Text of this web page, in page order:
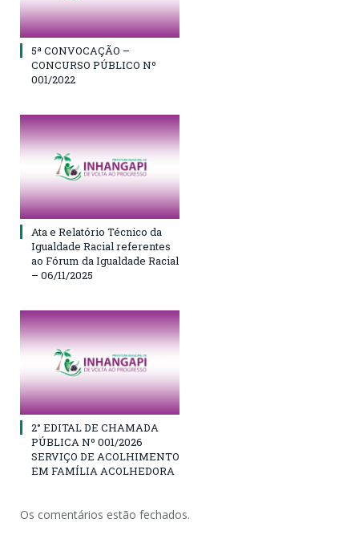
5ª CONVOCAÇÃO –
CONCURSO PÚBLICO Nº
001/2022
Ata e Relatório Técnico da
Igualdade Racial referentes
ao Fórum da Igualdade Racial
– 06/11/2025
2° EDITAL DE CHAMADA
PÚBLICA Nº 001/2026
SERVIÇO DE ACOLHIMENTO
EM FAMÍLIA ACOLHEDORA
Os comentários estão fechados.